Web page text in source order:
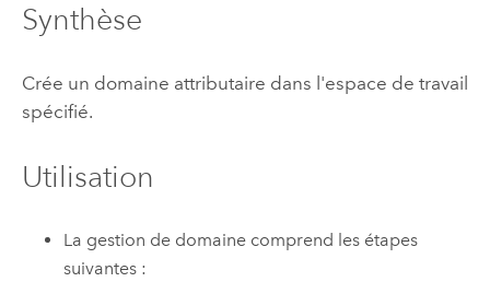
Synthèse
Crée un domaine attributaire dans l'espace de travail
spécifié.
Utilisation
La gestion de domaine comprend les étapes
suivantes :